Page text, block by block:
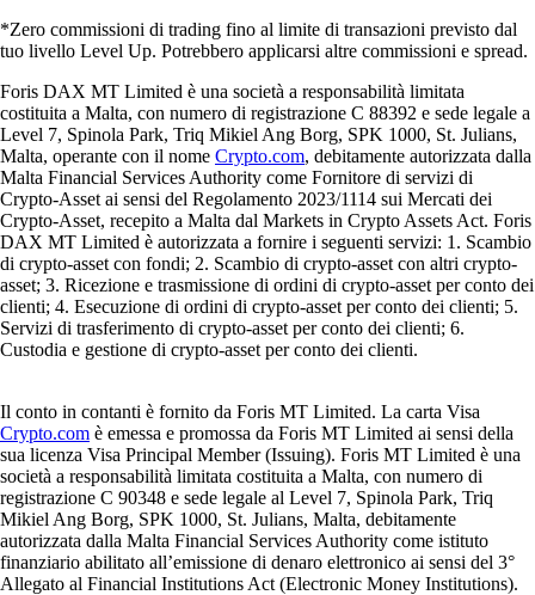
*Zero commissioni di trading fino al limite di transazioni previsto dal
tuo livello Level Up. Potrebbero applicarsi altre commissioni e spread.
Foris DAX MT Limited è una società a responsabilità limitata
costituita a Malta, con numero di registrazione C 88392 e sede legale a
Level 7, Spinola Park, Triq Mikiel Ang Borg, SPK 1000, St. Julians,
Malta, operante con il nome Crypto.com, debitamente autorizzata dalla
Malta Financial Services Authority come Fornitore di servizi di
Crypto-Asset ai sensi del Regolamento 2023/1114 sui Mercati dei
Crypto-Asset, recepito a Malta dal Markets in Crypto Assets Act. Foris
DAX MT Limited è autorizzata a fornire i seguenti servizi: 1. Scambio
di crypto-asset con fondi; 2. Scambio di crypto-asset con altri crypto-
asset; 3. Ricezione e trasmissione di ordini di crypto-asset per conto dei
clienti; 4. Esecuzione di ordini di crypto-asset per conto dei clienti; 5.
Servizi di trasferimento di crypto-asset per conto dei clienti; 6.
Custodia e gestione di crypto-asset per conto dei clienti.
Il conto in contanti è fornito da Foris MT Limited. La carta Visa
Crypto.com è emessa e promossa da Foris MT Limited ai sensi della
sua licenza Visa Principal Member (Issuing). Foris MT Limited è una
società a responsabilità limitata costituita a Malta, con numero di
registrazione C 90348 e sede legale al Level 7, Spinola Park, Triq
Mikiel Ang Borg, SPK 1000, St. Julians, Malta, debitamente
autorizzata dalla Malta Financial Services Authority come istituto
finanziario abilitato all’emissione di denaro elettronico ai sensi del 3°
Allegato al Financial Institutions Act (Electronic Money Institutions).